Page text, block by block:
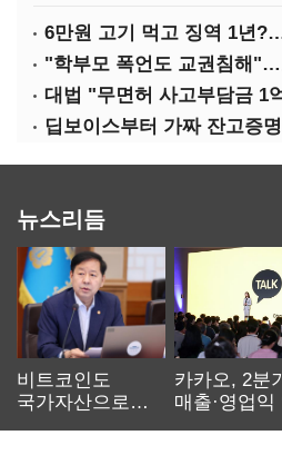
대법 "무면허 사고부담금 1
뉴스리듬
비트코인도
국가자산으로…'
카카오, 2분
매출·영업익